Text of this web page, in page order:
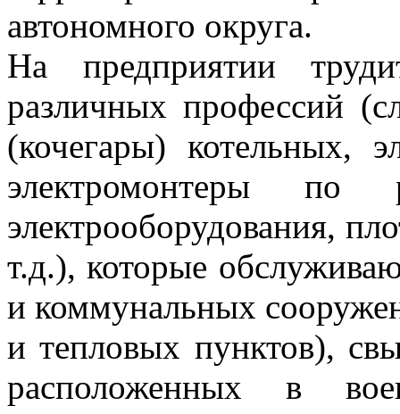
автономного округа.
На предприятии
различных профессий
(кочегары) котельных,
электромонтеры по
электрооборудования,
т.д.), которые
и коммунальных
и тепловых пунктов),
расположенных в